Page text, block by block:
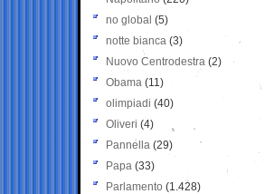
no global (5)
notte bianca (3)
Nuovo Centrodestra (2)
Obama (11)
olimpiadi (40)
Oliveri (4)
Pannella (29)
Papa (33)
Parlamento (1.428)